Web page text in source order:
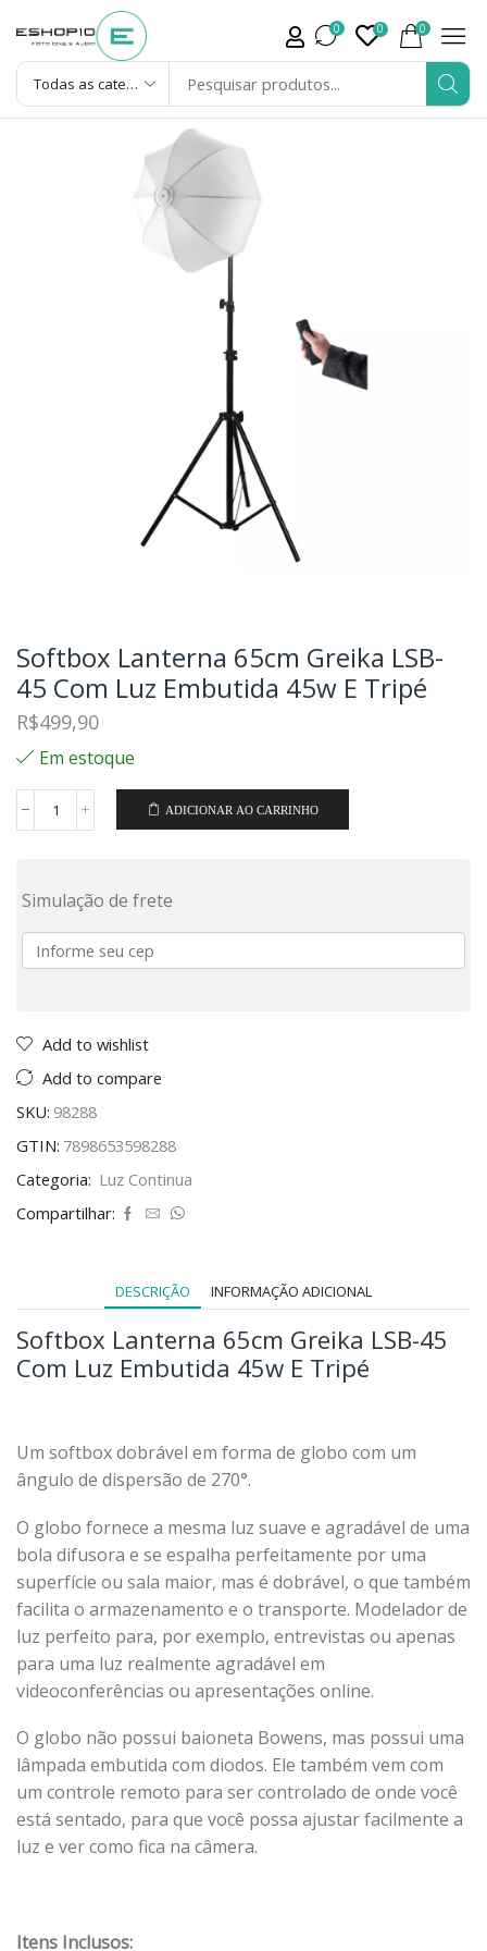
0 0 0
Softbox Lanterna 65cm Greika LSB-
45 Com Luz Embutida 45w E Tripé
R$499,90
Em estoque
ADICIONAR AO CARRINHO
Simulação de frete
Add to wishlist
Add to compare
SKU: 98288
GTIN: 7898653598288
Categoria: Luz Continua
Compartilhar:
DESCRIÇÃO INFORMAÇÃO ADICIONAL
Softbox Lanterna 65cm Greika LSB-45
Com Luz Embutida 45w E Tripé
Um softbox dobrável em forma de globo com um
ângulo de dispersão de 270°.
O globo fornece a mesma luz suave e agradável de uma
bola difusora e se espalha perfeitamente por uma
superfície ou sala maior, mas é dobrável, o que também
facilita o armazenamento e o transporte. Modelador de
luz perfeito para, por exemplo, entrevistas ou apenas
para uma luz realmente agradável em
videoconferências ou apresentações online.
O globo não possui baioneta Bowens, mas possui uma
lâmpada embutida com diodos. Ele também vem com
um controle remoto para ser controlado de onde você
está sentado, para que você possa ajustar facilmente a
luz e ver como fica na câmera.
Itens Inclusos: